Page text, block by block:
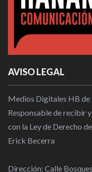
AVISO LEGAL
Medios Digitales HB de
Responsable de recibir
con la Ley de Derecho
Erick Becerra
Dirección: Calle